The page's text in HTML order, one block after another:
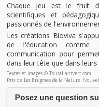
Chaque jeu est le fruit
scientifiques et
passionnés de
Les créations Bioviva
de l'éducation
communication pour
dans leur tête que dans leurs
Textes et images © Toutallantvert.com
Prix de Les Enigmes de la Nature:
Posez une question